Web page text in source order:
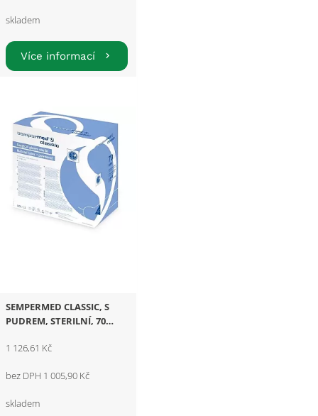
skladem
Více informací
SEMPERMED CLASSIC, S
PUDREM, STERILNÍ, 70
1 126,61 Kč
bez DPH 1 005,90 Kč
skladem